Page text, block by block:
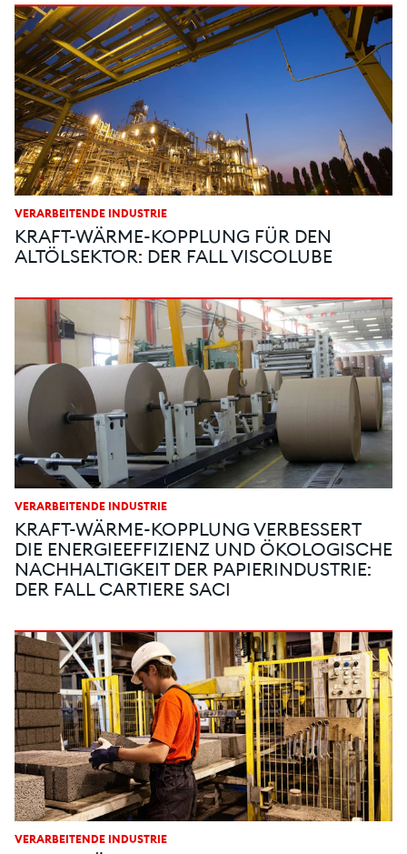
VERARBEITENDE INDUSTRIE
KRAFT-WÄRME-KOPPLUNG FÜR DEN
ALTÖLSEKTOR: DER FALL VISCOLUBE
VERARBEITENDE INDUSTRIE
KRAFT-WÄRME-KOPPLUNG VERBESSERT
DIE ENERGIEEFFIZIENZ UND ÖKOLOGISCHE
NACHHALTIGKEIT DER PAPIERINDUSTRIE:
DER FALL CARTIERE SACI
VERARBEITENDE INDUSTRIE